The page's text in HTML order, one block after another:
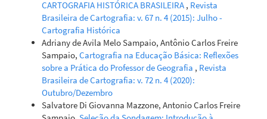
CARTOGRAFIA HISTÓRICA BRASILEIRA , Revista
Brasileira de Cartografia: v. 67 n. 4 (2015): Julho -
Cartografia Histórica
Adriany de Avila Melo Sampaio, Antônio Carlos Freire
Sampaio, Cartografia na Educação Básica: Reflexões
sobre a Prática do Professor de Geografia , Revista
Brasileira de Cartografia: v. 72 n. 4 (2020):
Outubro/Dezembro
Salvatore Di Giovanna Mazzone, Antonio Carlos Freire